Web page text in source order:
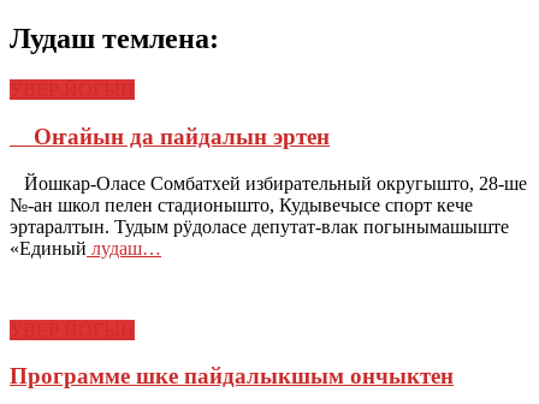
Лудаш темлена:
Оҥайын да пайдалын эртен
Йошкар-Оласе Сомбатхей избирательный округышто, 28-ше
№-ан школ пелен стадионышто, Кудывечысе спорт кече
эртаралтын. Тудым рӱдоласе депутат-влак погынымашыште
«Единый лудаш…
Программе шке пайдалыкшым ончыктен